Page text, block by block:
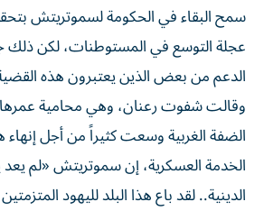
سمح البقاء في الحكومة لسموتريتش
عجلة التوسع في المستوطنات، لكن
الدعم من بعض الذين يعتبرون هذه
الضفة الغربية وسعت كثيراً من أجل إنهاء
الخدمة العسكرية، إن سموتريتش «لم
الدينية.. لقد باع هذا البلد لليهود